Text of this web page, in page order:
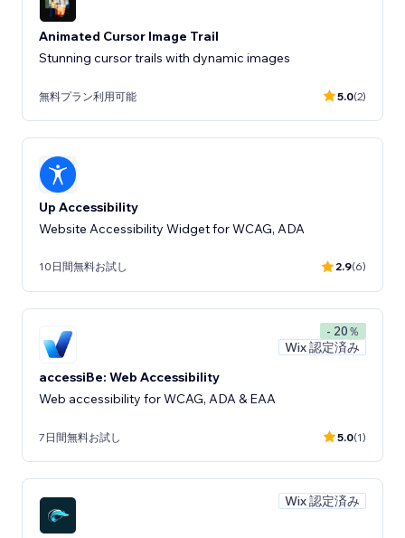
Animated Cursor Image Trail
Stunning cursor trails with dynamic images
無料プラン利用可能 5.0(2)
Up Accessibility
Website Accessibility Widget for WCAG, ADA
10日間無料お試し 2.9(6)
- 20％
Wix 認定済み
accessiBe: Web Accessibility
Web accessibility for WCAG, ADA & EAA
7日間無料お試し 5.0(1)
Wix 認定済み